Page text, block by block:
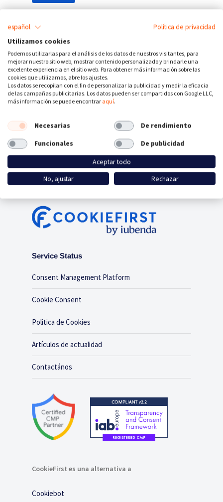
¿Tu sitio web no cumple
con el RGPD? Regístrate y
cumple con las normativas
en cuestión de minutos.
REGÍSTRATE AHORA
Service Status
Consent Management Platform
Cookie Consent
Politica de Cookies
Artículos de actualidad
Contactános
CookieFirst es una alternativa a
Cookiebot
español
Política de privacidad
Utilizamos cookies
Podemos utilizarlas para el análisis de los datos de nuestros visitantes, para
mejorar nuestro sitio web, mostrar contenido personalizado y brindarle una
excelente experiencia en el sitio web. Para obtener más información sobre las
cookies que utilizamos, abre los ajustes.
Los datos se recopilan con el fin de personalizar la publicidad y medir la eficacia
de las campañas publicitarias. Los datos pueden ser compartidos con Google LLC,
más información se puede encontrar aquí.
Necesarias
De rendimiento
Funcionales
De publicidad
Aceptar todo
No, ajustar
Rechazar